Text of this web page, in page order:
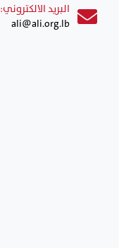
البريد الالكتروني:
ali@ali.org.lb